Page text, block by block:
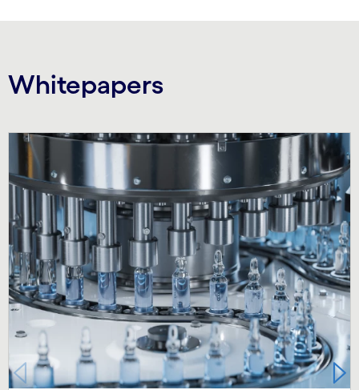
Whitepapers
Carousel starts